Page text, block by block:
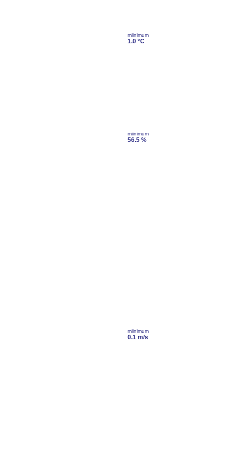
miinimum
1.0 °C
miinimum
56.5 %
miinimum
0.1 m/s